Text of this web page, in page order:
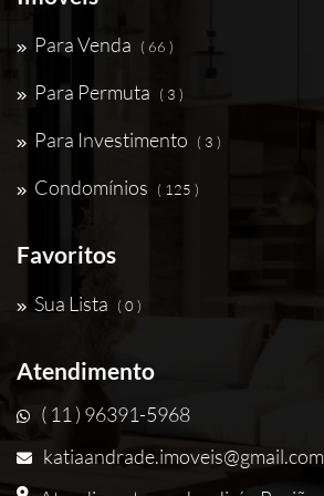
Para Venda ( 66 )
Para Permuta ( 3 )
Para Investimento ( 3 )
Condomínios ( 125 )
Favoritos
Sua Lista ( 0 )
Atendimento
( 11 ) 96391-5968
katiaandrade.imoveis@gmail.com